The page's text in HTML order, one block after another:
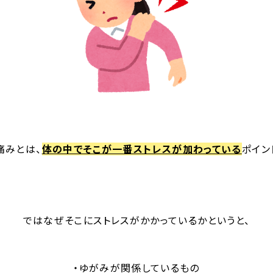
みとは、 体の中でそこが一番ストレスが加わっているポイン
ではなぜそこにストレスがかかっているかというと、
・ゆがみが関係しているもの